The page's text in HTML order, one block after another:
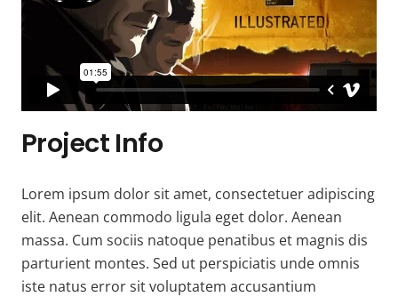
Project Info
Lorem ipsum dolor sit amet, consectetuer adipiscing
elit. Aenean commodo ligula eget dolor. Aenean
massa. Cum sociis natoque penatibus et magnis dis
parturient montes. Sed ut perspiciatis unde omnis
iste natus error sit voluptatem accusantium